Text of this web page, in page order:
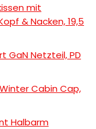
mit
& Nacken, 19,5
GaN Netzteil, PD
Cabin Cap,
Halbarm